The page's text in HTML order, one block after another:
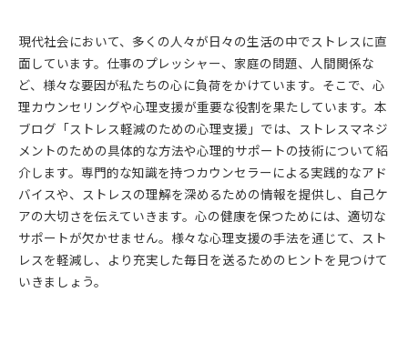
現代社会において、多くの人々が日々の生活の中でストレスに直
面しています。仕事のプレッシャー、家庭の問題、人間関係な
ど、様々な要因が私たちの心に負荷をかけています。そこで、心
理カウンセリングや心理支援が重要な役割を果たしています。本
ブログ「ストレス軽減のための心理支援」では、ストレスマネジ
メントのための具体的な方法や心理的サポートの技術について紹
介します。専門的な知識を持つカウンセラーによる実践的なアド
バイスや、ストレスの理解を深めるための情報を提供し、自己ケ
アの大切さを伝えていきます。心の健康を保つためには、適切な
サポートが欠かせません。様々な心理支援の手法を通じて、スト
レスを軽減し、より充実した毎日を送るためのヒントを見つけて
いきましょう。